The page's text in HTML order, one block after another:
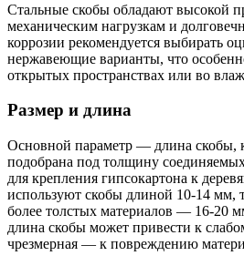
Стальные скобы обладают высокой
механическим нагрузкам и
коррозии рекомендуется выбирать
нержавеющие варианты, что
открытых пространствах или во
Размер и длина
Основной параметр — длина скобы,
подобрана под толщину
для крепления гипсокартона к
используют скобы длиной 10-14 мм,
более толстых материалов — 16-20
длина скобы может привести к
чрезмерная — к повреждению